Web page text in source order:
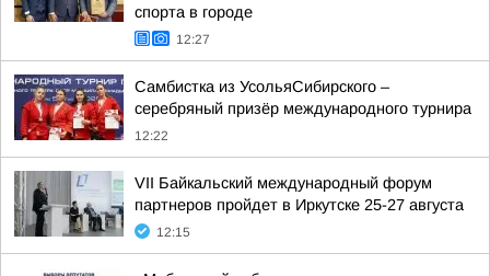
спорта в городе
12:27
Самбистка из УсольяСибирского –
серебряный призёр международного турнира
12:22
VII Байкальский международный форум
партнеров пройдет в Иркутске 25-27 августа
12:15